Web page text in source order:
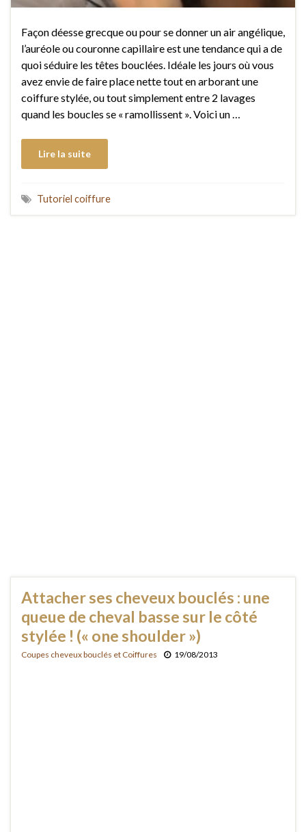
Façon déesse grecque ou pour se donner un air angélique,
l’auréole ou couronne capillaire est une tendance qui a de
quoi séduire les têtes bouclées. Idéale les jours où vous
avez envie de faire place nette tout en arborant une
coiffure stylée, ou tout simplement entre 2 lavages
quand les boucles se « ramollissent ». Voici un …
Lire la suite
Tutoriel coiffure
Attacher ses cheveux bouclés : une
queue de cheval basse sur le côté
stylée ! (« one shoulder »)
Coupes cheveux bouclés et Coiffures 19/08/2013